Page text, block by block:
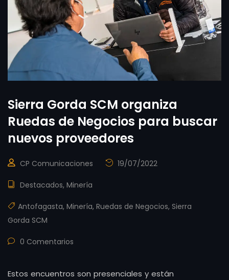
Sierra Gorda SCM organiza
Ruedas de Negocios para buscar
nuevos proveedores
CP Comunicaciones 19/07/2022
Destacados, Minería
Antofagasta, Minería, Ruedas de Negocios, Sierra
Gorda SCM
0 Comentarios
Estos encuentros son presenciales y están